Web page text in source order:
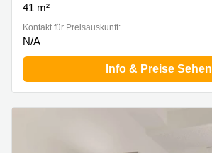
41 m²
Kontakt für Preisauskunft:
N/A
Info & Preise Sehen